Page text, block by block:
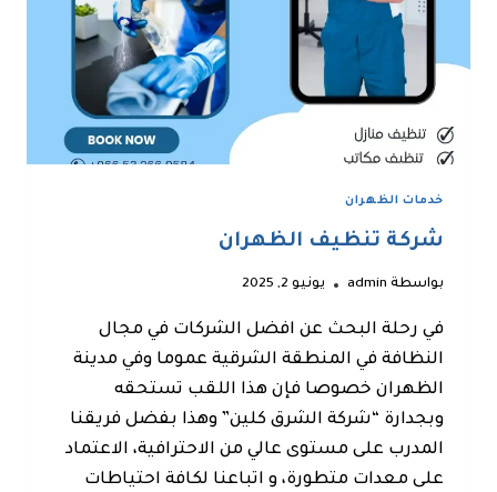
خدمات الظهران
شركة تنظيف الظهران
بواسطة admin يونيو 2, 2025
في رحلة البحث عن افضل الشركات في مجال
النظافة في المنطقة الشرقية عموما وفي مدينة
الظهران خصوصا فإن هذا اللقب تستحقه
وبجدارة “شركة الشرق كلين” وهذا بفضل فريقنا
المدرب على مستوى عالي من الاحترافية، الاعتماد
على معدات متطورة، و اتباعنا لكافة احتياطات